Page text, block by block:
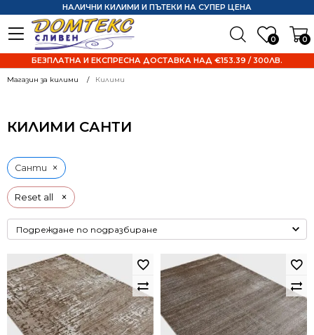
0 0
НАЛИЧНИ КИЛИМИ И ПЪТЕКИ НА СУПЕР ЦЕНА
БЕЗПЛАТНА И ЕКСПРЕСНА ДОСТАВКА НАД €153.39 / 300ЛВ.
Магазин за килими Килими
КИЛИМИ САНТИ
Reset all ×
Санти ×